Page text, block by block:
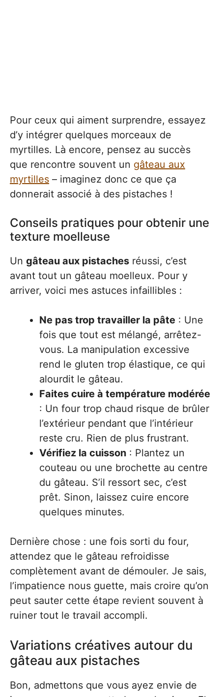
Pour ceux qui aiment surprendre, essayez
d’y intégrer quelques morceaux de
myrtilles. Là encore, pensez au succès
que rencontre souvent un gâteau aux
myrtilles – imaginez donc ce que ça
donnerait associé à des pistaches !
Conseils pratiques pour obtenir une
texture moelleuse
Un gâteau aux pistaches réussi, c’est
avant tout un gâteau moelleux. Pour y
arriver, voici mes astuces infaillibles :
Ne pas trop travailler la pâte : Une
fois que tout est mélangé, arrêtez-
vous. La manipulation excessive
rend le gluten trop élastique, ce qui
alourdit le gâteau.
Faites cuire à température modérée
: Un four trop chaud risque de brûler
l’extérieur pendant que l’intérieur
reste cru. Rien de plus frustrant.
Vérifiez la cuisson : Plantez un
couteau ou une brochette au centre
du gâteau. S’il ressort sec, c’est
prêt. Sinon, laissez cuire encore
quelques minutes.
Dernière chose : une fois sorti du four,
attendez que le gâteau refroidisse
complètement avant de démouler. Je sais,
l’impatience nous guette, mais croire qu’on
peut sauter cette étape revient souvent à
ruiner tout le travail accompli.
Variations créatives autour du
gâteau aux pistaches
Bon, admettons que vous ayez envie de